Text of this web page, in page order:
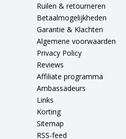
Ruilen & retourneren
Betaalmogelijkheden
Garantie & Klachten
Algemene voorwaarden
Privacy Policy
Reviews
Affiliate programma
Ambassadeurs
Links
Korting
Sitemap
RSS-feed